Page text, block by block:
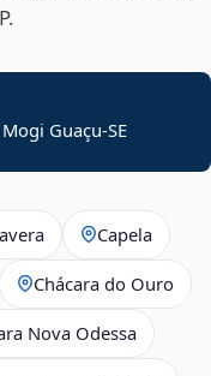
Mogi Guaçu-SE
Capela
Chácara do Ouro
Nova Odessa